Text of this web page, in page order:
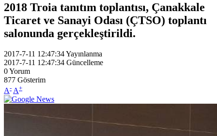
2018 Troia tanıtım toplantısı, Çanakkale
Ticaret ve Sanayi Odası (ÇTSO) toplantı
salonunda gerçekleştirildi.
2017-7-11 12:47:34Yayınlanma
2017-7-11 12:47:34 Güncelleme
0Yorum
877 Gösterim
A- A+